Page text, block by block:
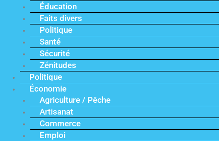
Éducation
Faits divers
Politique
Santé
Sécurité
Zénitudes
Politique
Économie
Agriculture / Pêche
Artisanat
Commerce
Emploi